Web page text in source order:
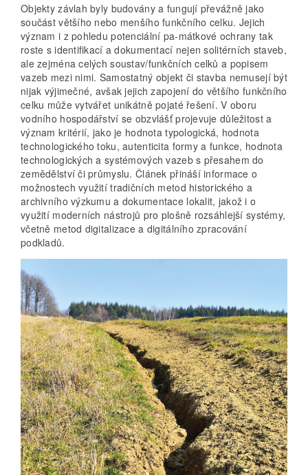
Objekty závlah byly budovány a fungují převážně jako
součást většího nebo menšího funkčního celku. Jejich
význam i z pohledu potenciální pa-mátkové ochrany tak
roste s identifikací a dokumentací nejen solitérních staveb,
ale zejména celých soustav/funkčních celků a popisem
vazeb mezi nimi. Samostatný objekt či stavba nemusejí být
nijak výjimečné, avšak jejich zapojení do většího funkčního
celku může vytvářet unikátně pojaté řešení. V oboru
vodního hospodářství se obzvlášť projevuje důležitost a
význam kritérií, jako je hodnota typologická, hodnota
technologického toku, autenticita formy a funkce, hodnota
technologických a systémových vazeb s přesahem do
zemědělství či průmyslu. Článek přináší informace o
možnostech využití tradičních metod historického a
archivního výzkumu a dokumentace lokalit, jakož i o
využití moderních nástrojů pro plošně rozsáhlejší systémy,
včetně metod digitalizace a digitálního zpracování
podkladů.